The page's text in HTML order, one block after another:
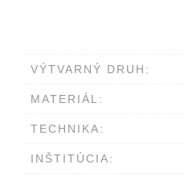
VÝTVARNÝ DRUH:
MATERIÁL:
TECHNIKA:
INŠTITÚCIA: